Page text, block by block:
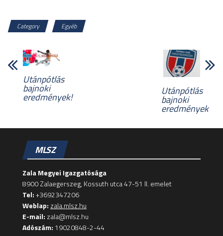
Category Egyéb
Utánpótlás
bajnoki
eredmények!
Utánpótlás
bajnoki
eredmények
MLSZ
Zala Megyei Igazgatósága
8900 Zalaegerszeg, Kossuth utca 47-51 II. emelet
Tel:+3692347206
Weblap: zala.mlsz.hu
E-mail: zala@mlsz.hu
Adószám: 19020848-2-44